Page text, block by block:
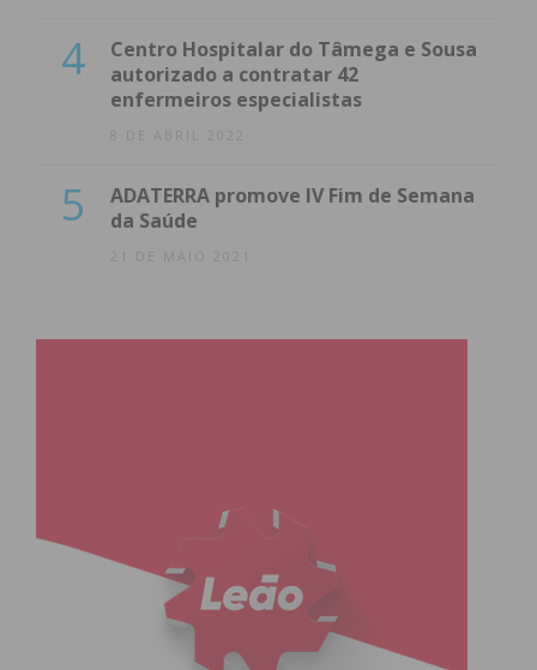
4
Centro Hospitalar do Tâmega e Sousa
autorizado a contratar 42
enfermeiros especialistas
8 DE ABRIL 2022
5
ADATERRA promove IV Fim de Semana
da Saúde
21 DE MAIO 2021